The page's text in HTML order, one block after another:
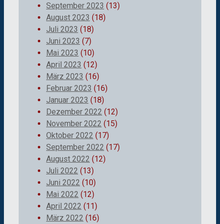
September 2023 (13)
August 2023 (18)
Juli 2023 (18)
Juni 2023 (7)
Mai 2023 (10)
April 2023 (12)
März 2023 (16)
Februar 2023 (16)
Januar 2023 (18)
Dezember 2022 (12)
November 2022 (15)
Oktober 2022 (17)
September 2022 (17)
August 2022 (12)
Juli 2022 (13)
Juni 2022 (10)
Mai 2022 (12)
April 2022 (11)
März 2022 (16)